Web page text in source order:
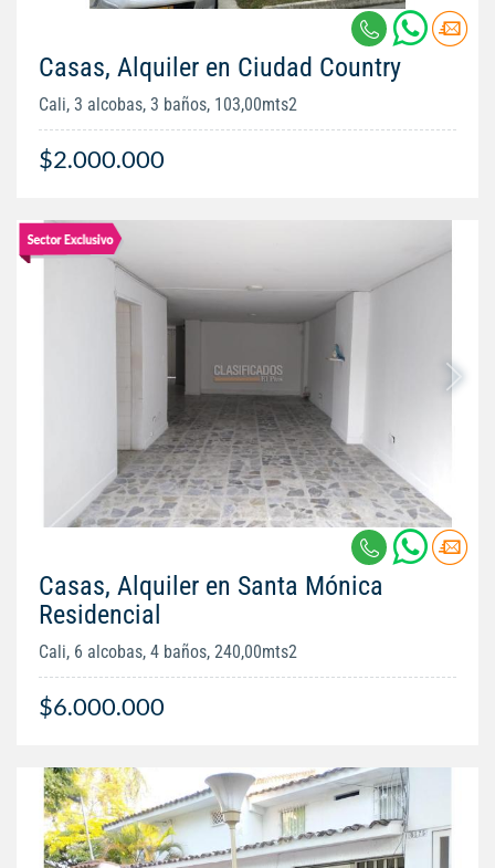
Casas, Alquiler en Ciudad Country
Cali, 3 alcobas, 3 baños, 103,00mts2
$2.000.000
Casas, Alquiler en Santa Mónica
Residencial
Cali, 6 alcobas, 4 baños, 240,00mts2
$6.000.000